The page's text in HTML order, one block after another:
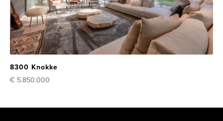
8300 Knokke
€ 5.850.000